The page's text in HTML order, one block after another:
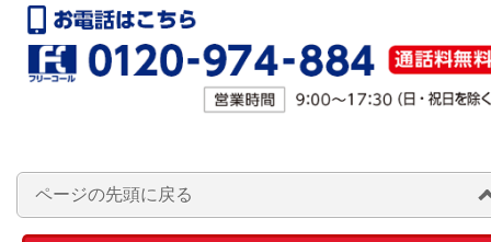
ページの先頭に戻る